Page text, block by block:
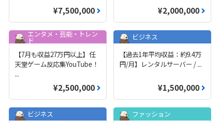
¥7,500,000 ¥2,000,000
エンタメ・芸能・トレン
ド
【7月も収益27万円以上】任
天堂ゲーム反応集YouTube！
...
¥2,500,000
ビジネス
【過去1年平均収益：約9.4万
円/月】レンタルサーバー / ...
¥1,500,000
ビジネス
ファッション